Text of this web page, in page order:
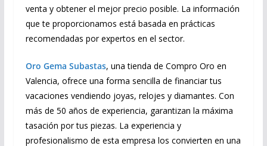
venta y obtener el mejor precio posible. La información
que te proporcionamos está basada en prácticas
recomendadas por expertos en el sector.
Oro Gema Subastas, una tienda de Compro Oro en
Valencia, ofrece una forma sencilla de financiar tus
vacaciones vendiendo joyas, relojes y diamantes. Con
más de 50 años de experiencia, garantizan la máxima
tasación por tus piezas. La experiencia y
profesionalismo de esta empresa los convierten en una